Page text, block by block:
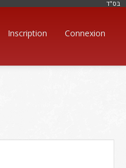
בּס"ד
Inscription Connexion